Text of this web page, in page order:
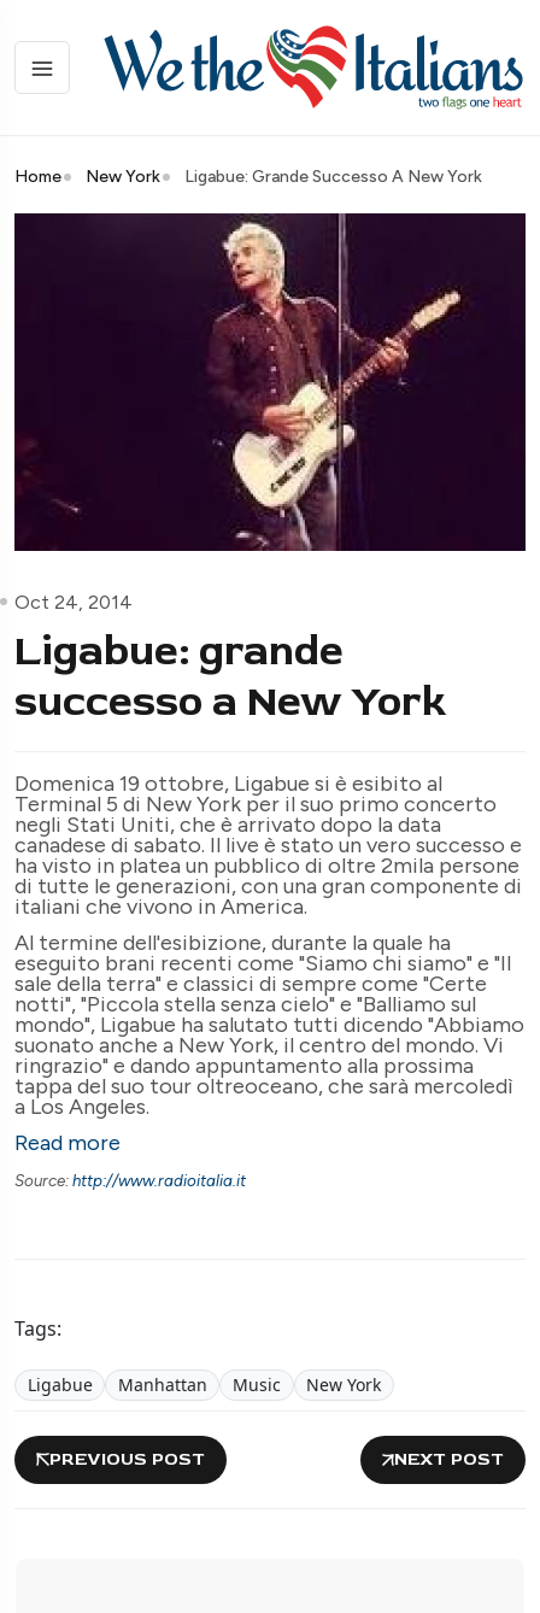
Home New York Ligabue: Grande Successo A New York
Oct 24, 2014
Ligabue: grande
successo a New York
Domenica 19 ottobre, Ligabue si è esibito al
Terminal 5 di New York per il suo primo concerto
negli Stati Uniti, che è arrivato dopo la data
canadese di sabato. Il live è stato un vero successo e
ha visto in platea un pubblico di oltre 2mila persone
di tutte le generazioni, con una gran componente di
italiani che vivono in America.
Al termine dell'esibizione, durante la quale ha
eseguito brani recenti come "Siamo chi siamo" e "Il
sale della terra" e classici di sempre come "Certe
notti", "Piccola stella senza cielo" e "Balliamo sul
mondo", Ligabue ha salutato tutti dicendo "Abbiamo
suonato anche a New York, il centro del mondo. Vi
ringrazio" e dando appuntamento alla prossima
tappa del suo tour oltreoceano, che sarà mercoledì
a Los Angeles.
Read more
Source:http://www.radioitalia.it
Tags:
Ligabue Manhattan Music New York
PREVIOUS POST NEXT POST